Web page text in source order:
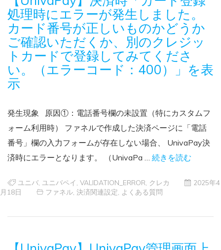
処理時にエラーが発生しました。
カード番号が正しいものかどうか
ご確認いただくか、別のクレジッ
トカードで登録してみてくださ
い。（エラーコード：400）」を表
示
発生現象 原因①：電話番号欄の未設置（特にカスタムフ
ォーム利用時） ファネルで作成した決済ページに「電話
番号」欄の入力フォームが存在しない場合、 UnivaPay決
済時にエラーとなります。 （UnivaPa … 続きを読む
ユニバ ユニバペイ VALIDATION_ERROR クレカ
2025年4
月18日
ファネル 決済関連設定 よくある質問